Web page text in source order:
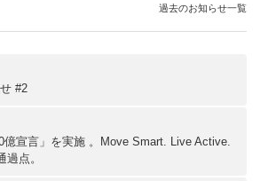
#2
宣言」を実施 。Move Smart. Live Active.
点。
過去のお知らせ一覧